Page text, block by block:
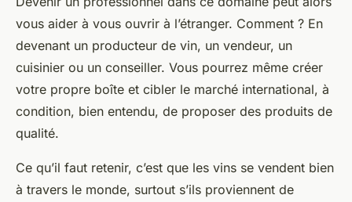
vous aider à vous ouvrir à l’étranger. Comment ? En
devenant un producteur de vin, un vendeur, un
cuisinier ou un conseiller. Vous pourrez même créer
votre propre boîte et cibler le marché international, à
condition, bien entendu, de proposer des produits de
qualité.
Ce qu’il faut retenir, c’est que les vins se vendent bien
à travers le monde, surtout s’ils proviennent de